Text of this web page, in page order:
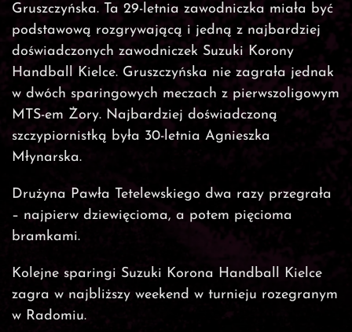
Gruszczyńska. Ta 29-letnia zawodniczka miała być
podstawową rozgrywającą i jedną z najbardziej
doświadczonych zawodniczek Suzuki Korony
Handball Kielce. Gruszczyńska nie zagrała jednak
w dwóch sparingowych meczach z pierwszoligowym
MTS-em Żory. Najbardziej doświadczoną
szczypiornistką była 30-letnia Agnieszka
Młynarska.
Drużyna Pawła Tetelewskiego dwa razy przegrała
– najpierw dziewięcioma, a potem pięcioma
bramkami.
Kolejne sparingi Suzuki Korona Handball Kielce
zagra w najbliższy weekend w turnieju rozegranym
w Radomiu.